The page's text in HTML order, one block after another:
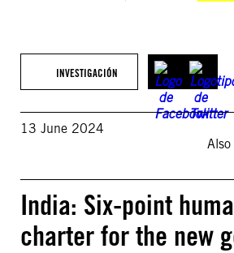
INVESTIGACIÓN
13 June 2024
India: Six-point
charter for the new